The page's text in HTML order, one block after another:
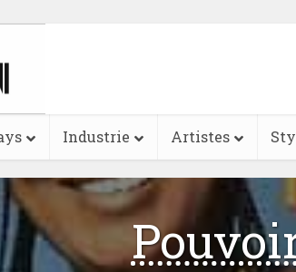
Industrie Artistes